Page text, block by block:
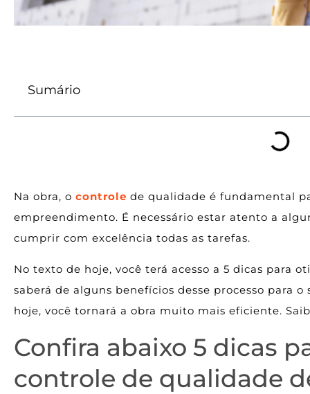
Sumário
Na obra, o controle de qualidade é fundamental
empreendimento. É necessário estar atento a
cumprir com excelência todas as tarefas.
No texto de hoje, você terá acesso a 5 dicas para
saberá de alguns benefícios desse processo para
hoje, você tornará a obra muito mais eficiente.
Confira abaixo 5 dicas
controle de qualidade